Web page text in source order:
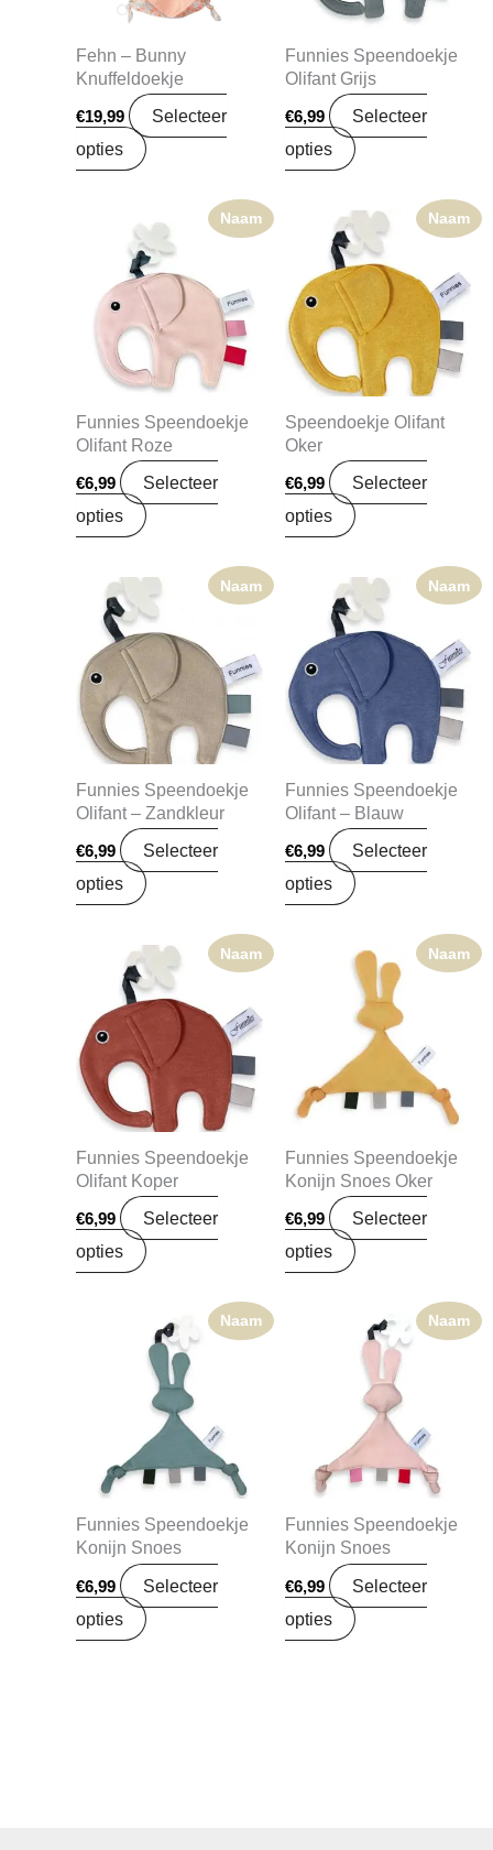
Fehn – Bunny
Knuffeldoekje
€19,99
Selecteer
opties
Funnies Speendoekje
Olifant Grijs
€6,99
Selecteer
opties
Naam
Funnies Speendoekje
Olifant Roze
€6,99
Selecteer
opties
Naam
Speendoekje Olifant
Oker
€6,99
Selecteer
opties
Naam
Funnies Speendoekje
Olifant – Zandkleur
€6,99
Selecteer
opties
Naam
Funnies Speendoekje
Olifant – Blauw
€6,99
Selecteer
opties
Naam
Funnies Speendoekje
Olifant Koper
€6,99
Selecteer
opties
Naam
Funnies Speendoekje
Konijn Snoes Oker
€6,99
Selecteer
opties
Naam
Funnies Speendoekje
Konijn Snoes
€6,99
Selecteer
opties
Naam
Funnies Speendoekje
Konijn Snoes
€6,99
Selecteer
opties